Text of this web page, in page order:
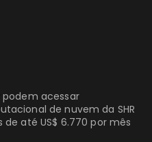
podem acessar
de nuvem da SHR
até US$ 6.770 por mês